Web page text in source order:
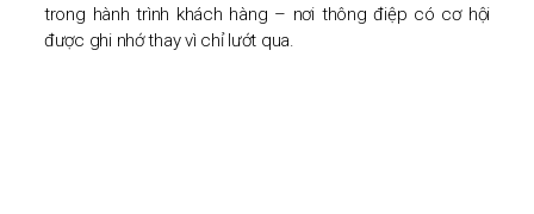
trong hành trình khách hàng – nơi thông điệp có cơ hội
được ghi nhớ thay vì chỉ lướt qua.